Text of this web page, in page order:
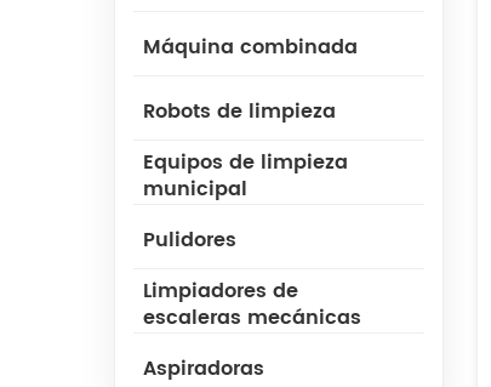
Máquina combinada
Robots de limpieza
Equipos de limpieza
municipal
Pulidores
Limpiadores de
escaleras mecánicas
Aspiradoras